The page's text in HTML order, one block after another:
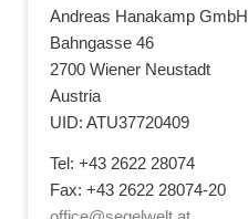
Andreas Hanakamp GmbH
Bahngasse 46
2700 Wiener Neustadt
Austria
UID: ATU37720409
Tel: +43 2622 28074
Fax: +43 2622 28074-20